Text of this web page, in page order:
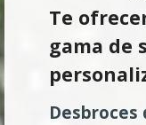
Te
gama de
Desbroces